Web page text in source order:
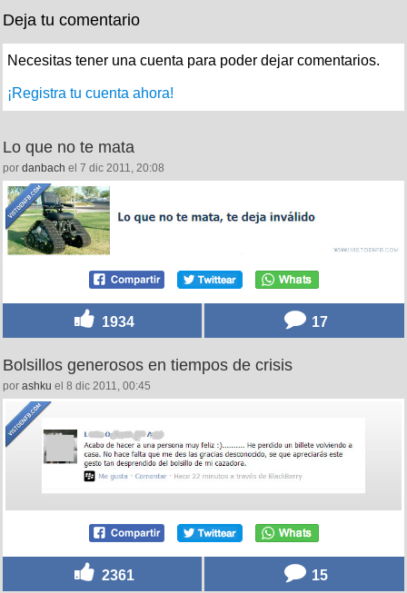
Deja tu comentario
Necesitas tener una cuenta para poder dejar comentarios.
¡Registra tu cuenta ahora!
Lo que no te mata
por danbach el 7 dic 2011, 20:08
1934 17
Bolsillos generosos en tiempos de crisis
por ashku el 8 dic 2011, 00:45
2361 15